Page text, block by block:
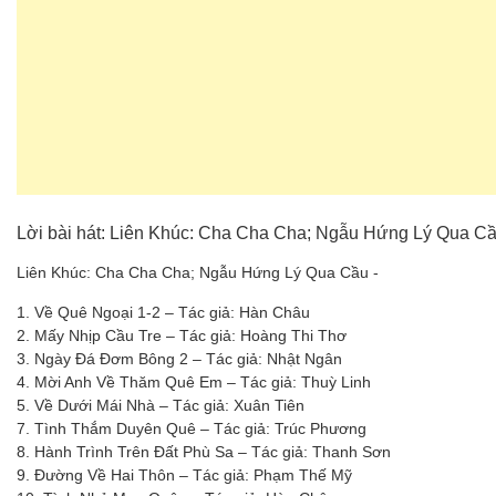
Lời bài hát: Liên Khúc: Cha Cha Cha; Ngẫu Hứng Lý Qua
Liên Khúc: Cha Cha Cha; Ngẫu Hứng Lý Qua Cầu -
1. Về Quê Ngoại 1-2 – Tác giả: Hàn Châu
2. Mấy Nhịp Cầu Tre – Tác giả: Hoàng Thi Thơ
3. Ngày Đá Đơm Bông 2 – Tác giả: Nhật Ngân
4. Mời Anh Về Thăm Quê Em – Tác giả: Thuỳ Linh
5. Về Dưới Mái Nhà – Tác giả: Xuân Tiên
7. Tình Thắm Duyên Quê – Tác giả: Trúc Phương
8. Hành Trình Trên Đất Phù Sa – Tác giả: Thanh Sơn
9. Đường Về Hai Thôn – Tác giả: Phạm Thế Mỹ